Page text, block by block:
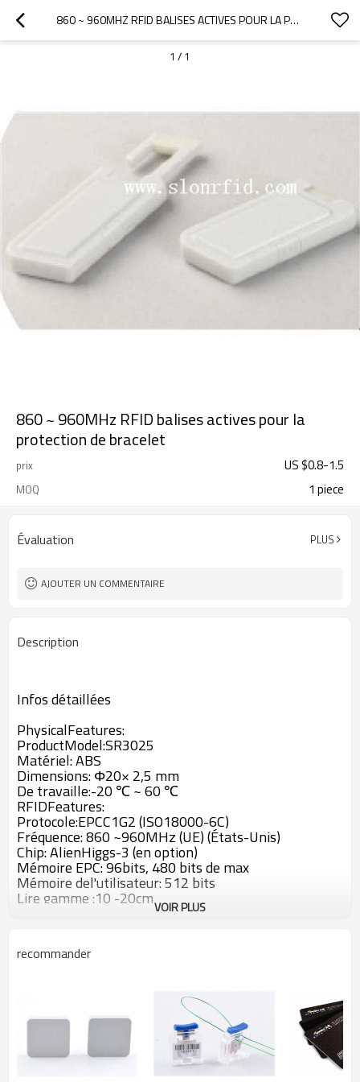
860 ~ 960MHZ RFID BALISES ACTIVES POUR LA PROTECTION DE BRACELET
1 / 1
860 ~ 960MHz RFID balises actives pour la
protection de bracelet
prix US $0.8-1.5
MOQ 1 piece
Évaluation PLUS
AJOUTER UN COMMENTAIRE
Description
Infos détaillées
PhysicalFeatures:
ProductModel:SR3025
Matériel: ABS
Dimensions: Φ20× 2,5 mm
De travaille:-20 ℃ ~ 60 ℃
RFIDFeatures:
Protocole:EPCC1G2 (ISO18000-6C)
Fréquence: 860 ~960MHz (UE) (États-Unis)
Chip: AlienHiggs-3 (en option)
Mémoire EPC: 96bits, 480 bits de max
Mémoire del'utilisateur: 512 bits
Lire gamme :10 -20cm
Stockage dedonnées:> 10 ans
Re-écriture:100.000 fois
Gestion de lalogistique, la gestion des actifs, le
contrôle de la qualité, gestion desstocks, etc:
VOIR PLUS
recommander